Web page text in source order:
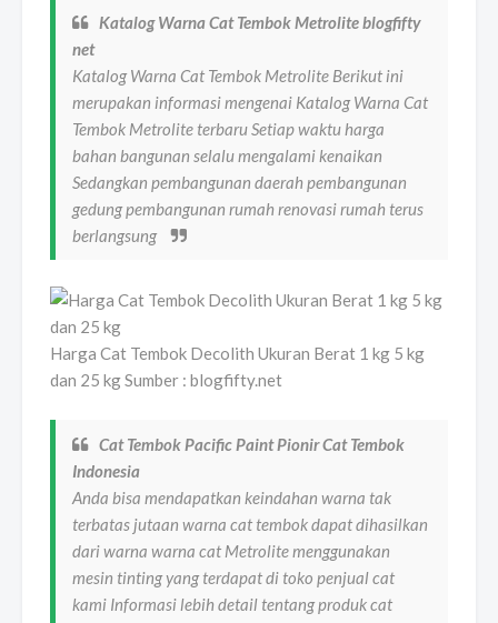
Katalog Warna Cat Tembok Metrolite blogfifty
net
Katalog Warna Cat Tembok Metrolite Berikut ini
merupakan informasi mengenai Katalog Warna Cat
Tembok Metrolite terbaru Setiap waktu harga
bahan bangunan selalu mengalami kenaikan
Sedangkan pembangunan daerah pembangunan
gedung pembangunan rumah renovasi rumah terus
berlangsung
Harga Cat Tembok Decolith Ukuran Berat 1 kg 5 kg
dan 25 kg Sumber : blogfifty.net
Cat Tembok Pacific Paint Pionir Cat Tembok
Indonesia
Anda bisa mendapatkan keindahan warna tak
terbatas jutaan warna cat tembok dapat dihasilkan
dari warna warna cat Metrolite menggunakan
mesin tinting yang terdapat di toko penjual cat
kami Informasi lebih detail tentang produk cat